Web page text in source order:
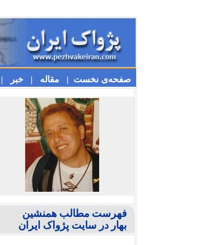
صفحه‌ی نخست | مقاله | خبر |
فهرست مطالب همنشین
بهار در سایت پژواک ایران